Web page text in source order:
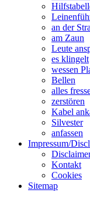
an der
am Zaun
Leute
es klingelt
wessen
Bellen
alles
zerstören
Kabel
Silvester
anfassen
Impressum/
Kontakt
Cookies
Sitemap